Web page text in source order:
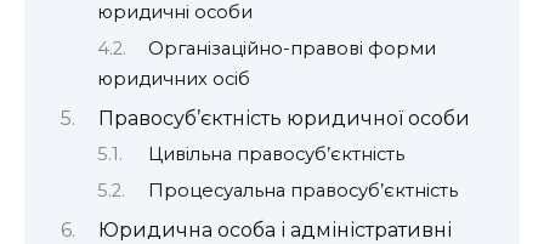
юридичні особи
Організаційно-правові форми
юридичних осіб
Правосуб’єктність юридичної особи
Цивільна правосуб’єктність
Процесуальна правосуб’єктність
Юридична особа і адміністративні